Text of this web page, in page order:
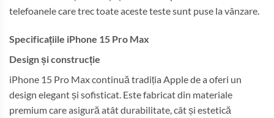
telefoanele care trec toate aceste teste sunt puse la vânzare.
Specificațiile iPhone 15 Pro Max
Design și construcție
iPhone 15 Pro Max continuă tradiția Apple de a oferi un
design elegant și sofisticat. Este fabricat din materiale
premium care asigură atât durabilitate, cât și estetică